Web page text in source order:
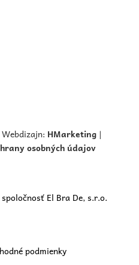
HMarketing |
osobných údajov
El Bra De, s.r.o.
podmienky